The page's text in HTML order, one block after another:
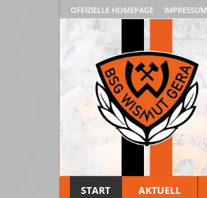
OFFIZIELLE HOMEPAGE IMPRESSUM
START AKTUELL